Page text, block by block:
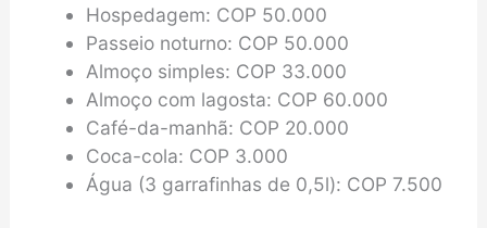
Hospedagem: COP 50.000
Passeio noturno: COP 50.000
Almoço simples: COP 33.000
Almoço com lagosta: COP 60.000
Café-da-manhã: COP 20.000
Coca-cola: COP 3.000
Água (3 garrafinhas de 0,5l): COP 7.500